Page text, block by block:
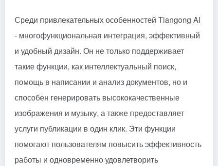
Среди привлекательных особенностей Tiangong AI
- многофункциональная интеграция, эффективный
и удобный дизайн. Он не только поддерживает
такие функции, как интеллектуальный поиск,
помощь в написании и анализ документов, но и
способен генерировать высококачественные
изображения и музыку, а также предоставляет
услуги публикации в один клик. Эти функции
помогают пользователям повысить эффективность
работы и одновременно удовлетворить